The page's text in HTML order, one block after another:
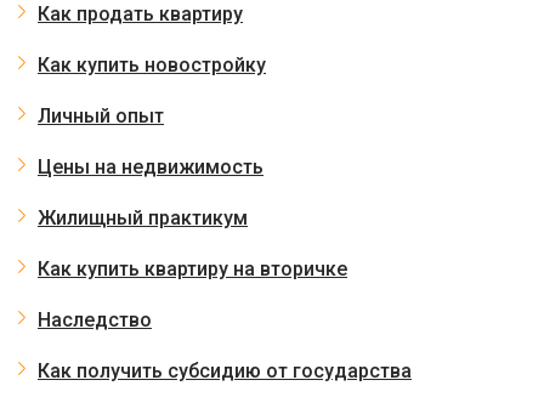
Как продать квартиру
Как купить новостройку
Личный опыт
Цены на недвижимость
Жилищный практикум
Как купить квартиру на вторичке
Наследство
Как получить субсидию от государства